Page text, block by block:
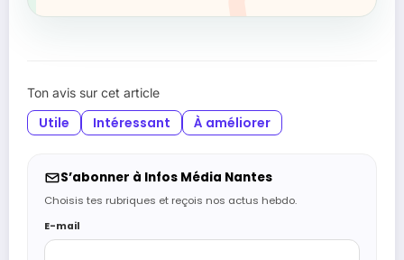
Ton avis sur cet article
Utile Intéressant À améliorer
S’abonner à Infos Média Nantes
Choisis tes rubriques et reçois nos actus hebdo.
E-mail